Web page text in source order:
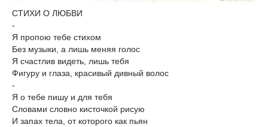
СТИХИ О ЛЮБВИ
-
Я пропою тебе стихом
Без музыки, а лишь меняя голос
Я счастлив видеть, лишь тебя
Фигуру и глаза, красивый дивный волос
-
Я о тебе пишу и для тебя
Словами словно кисточкой рисую
И запах тела, от которого как пьян